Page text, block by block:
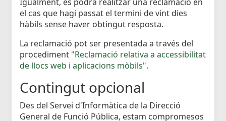
el cas que hagi passat el termini de vint dies
hàbils sense haver obtingut resposta.
La reclamació pot ser presentada a través del
procediment "Reclamació relativa a accessibilitat
de llocs web i aplicacions mòbils".
Contingut opcional
Des del Servei d'Informàtica de la Direcció
General de Funció Pública, estam compromesos